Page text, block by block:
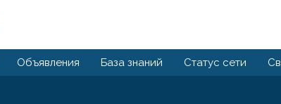
Объявления База знаний Статус сети